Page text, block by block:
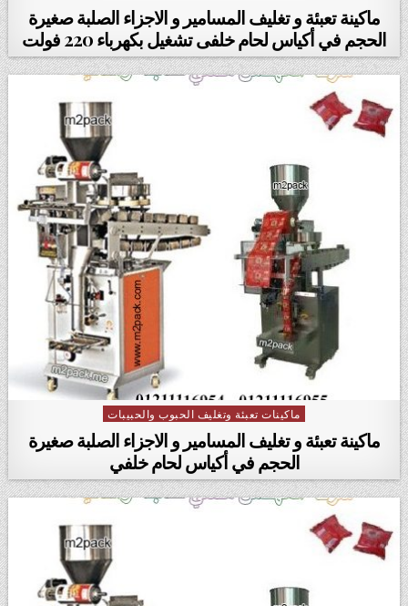
ماكينة تعبئة و تغليف المسامير و الاجزاء الصلبة صغيرة
الحجم في أكياس لحام خلفى تشغيل بكهرباء 220 فولت
Posted in
ماكينات تعبئة وتغليف الحبوب والحبيبات
ماكينة تعبئة و تغليف المسامير و الاجزاء الصلبة صغيرة
الحجم في أكياس لحام خلفي